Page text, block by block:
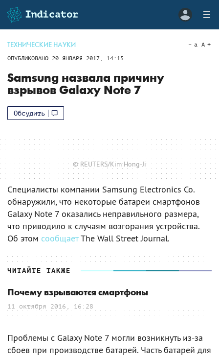
ТЕХНИЧЕСКИЕ НАУКИ
ОПУБЛИКОВАНО 20 ЯНВАРЯ 2017, 14:15
a A
Samsung назвала причину
взрывов Galaxy Note 7
Обсудить
© REUTERS/Kim Hong-Ji
Специалисты компании Samsung Electronics Co.
обнаружили, что некоторые батареи смартфонов
Galaxy Note 7 оказались неправильного размера,
что приводило к случаям возгорания устройства.
Об этом сообщаетThe Wall Street Journal.
ЧИТАЙТЕ ТАКЖЕ
Почему взрываются смартфоны
11 октября 2016, 16:28
Проблемы с Galaxy Note 7 могли возникнуть из-за
сбоев при производстве батарей. Часть батарей для